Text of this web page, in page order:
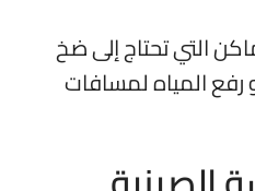
التي تحتاج إلى ضخ
رفع المياه لمسافات